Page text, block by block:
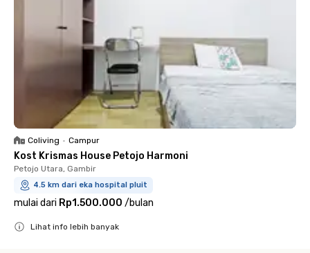
Coliving • Campur
Kost Krismas House Petojo Harmoni
Petojo Utara, Gambir
4.5 km dari eka hospital pluit
mulai dari Rp1.500.000 /bulan
Lihat info lebih banyak